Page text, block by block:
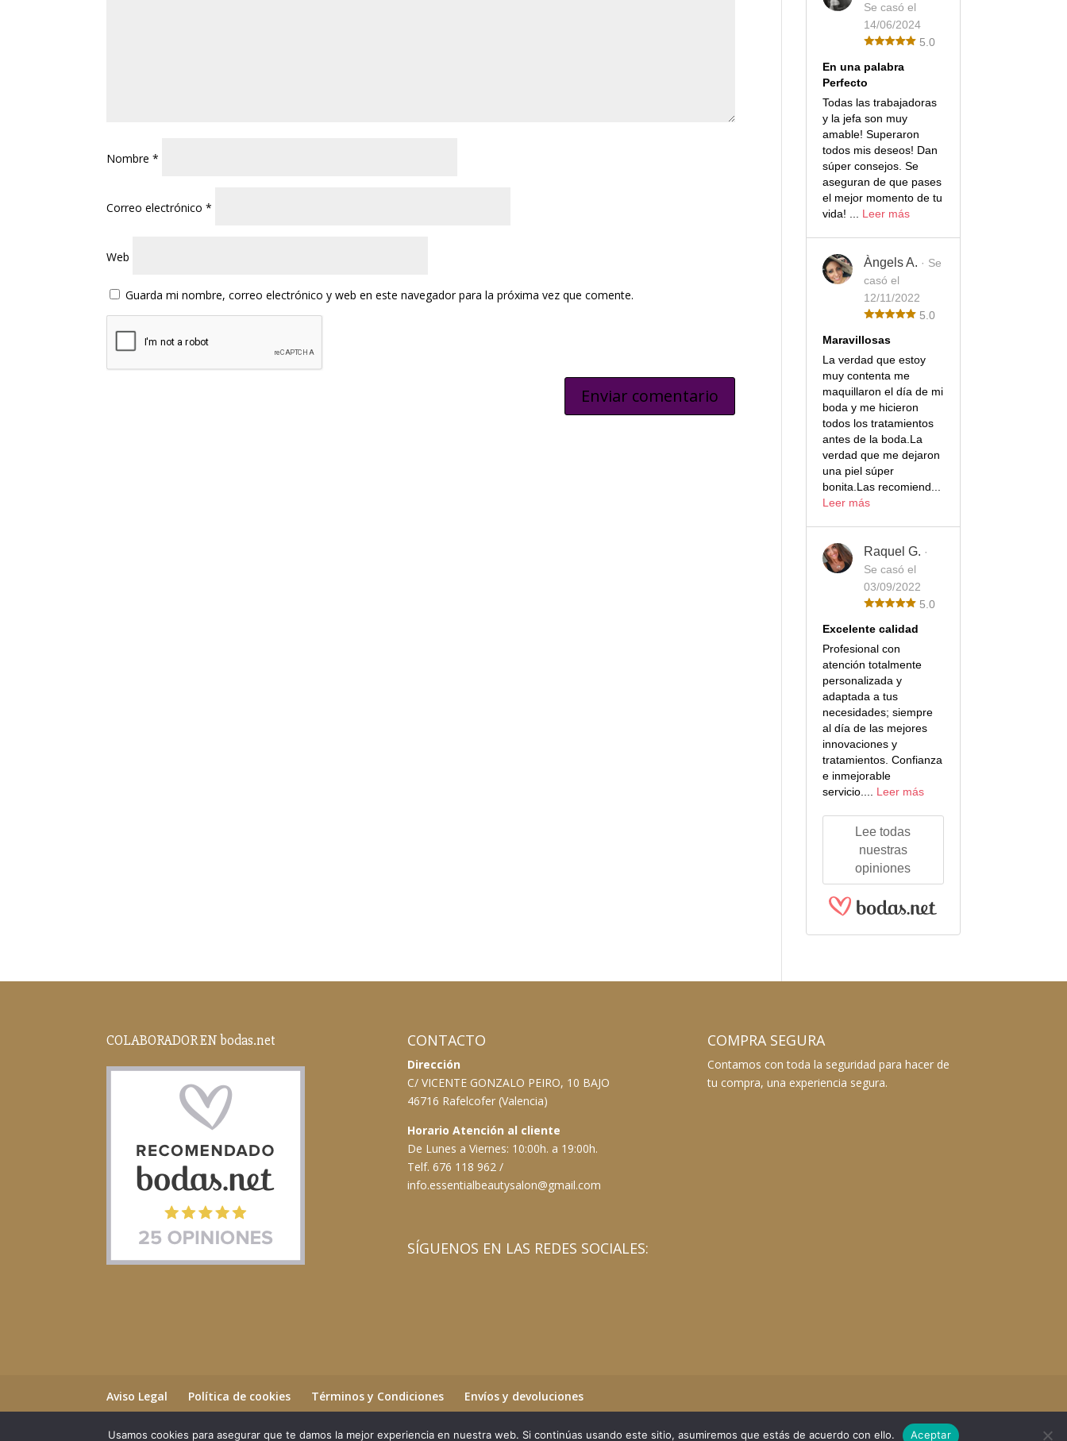
Nombre*
Correo electrónico*
Web
Guarda mi nombre, correo electrónico y web en este navegador para la próxima vez que comente.
Se casó el
14/06/2024
5.0
En una palabra
Perfecto
Todas las trabajadoras
y la jefa son muy
amable! Superaron
todos mis deseos! Dan
súper consejos. Se
aseguran de que pases
el mejor momento de tu
vida! ... Leer más
Àngels A. · Se
casó el
12/11/2022
5.0
Maravillosas
La verdad que estoy
muy contenta me
maquillaron el día de mi
boda y me hicieron
todos los tratamientos
antes de la boda.La
verdad que me dejaron
una piel súper
bonita.Las recomiend...
Leer más
Raquel G. ·
Se casó el
03/09/2022
5.0
Excelente calidad
Profesional con
atención totalmente
personalizada y
adaptada a tus
necesidades; siempre
al día de las mejores
innovaciones y
tratamientos. Confianza
e inmejorable
servicio.... Leer más
Lee todas
nuestras
opiniones
COLABORADOR EN bodas.net CONTACTO
Dirección
C/ VICENTE GONZALO PEIRO, 10 BAJO
46716 Rafelcofer (Valencia)
Horario Atención al cliente
De Lunes a Viernes: 10:00h. a 19:00h.
Telf. 676 118 962 /
info.essentialbeautysalon@gmail.com
SÍGUENOS EN LAS REDES SOCIALES:
COMPRA SEGURA
Contamos con toda la seguridad para hacer de
tu compra, una experiencia segura.
Aviso Legal Política de cookies Términos y Condiciones Envíos y devoluciones
Usamos cookies para asegurar que te damos la mejor experiencia en nuestra web. Si continúas usando este sitio, asumiremos que estás de acuerdo con ello. Aceptar